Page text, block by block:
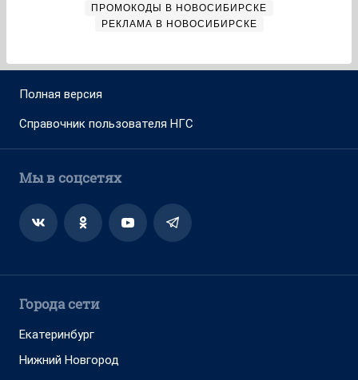
ПРОМОКОДЫ В НОВОСИБИРСКЕ
РЕКЛАМА В НОВОСИБИРСКЕ
Полная версия
Справочник пользователя НГС
Мы в соцсетях
Города сети
Екатеринбург
Нижний Новгород